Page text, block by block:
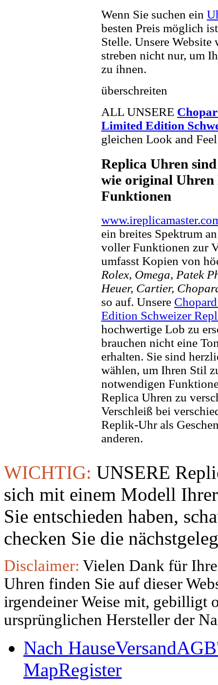
Wenn Sie suchen ein
besten Preis möglich
Stelle. Unsere Website
streben nicht nur, um
zu ihnen.
überschreiten
ALL UNSERE
Limited Edition
gleichen Look and
Replica Uhren
wie original Uhren
Funktionen
ein breites Spektrum
voller Funktionen zur
umfasst Kopien von
Rolex, Omega, Patek
Heuer, Cartier,
so auf. Unsere
Edition Schweizer
hochwertige Lob zu
brauchen nicht eine
erhalten. Sie sind
wählen, um Ihren Stil
notwendigen
Replica Uhren zu
Verschleiß bei
Replik-Uhr als
anderen.
WICHTIG: UNSERE
sich mit einem Modell
Sie entschieden haben,
checken Sie die
Disclaimer: Vielen Dank für
Uhren finden Sie auf dieser
irgendeiner Weise mit, gebilligt
ursprünglichen Hersteller der
Nach HauseVersand
MapRegister